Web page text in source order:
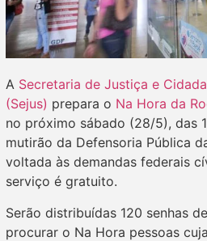
A Secretaria de Justiça e
(Sejus) prepara o Na Hora da
no próximo sábado (28/5), das
mutirão da Defensoria Pública
voltada às demandas federais
serviço é gratuito.
Serão distribuídas 120 senhas
procurar o Na Hora pessoas